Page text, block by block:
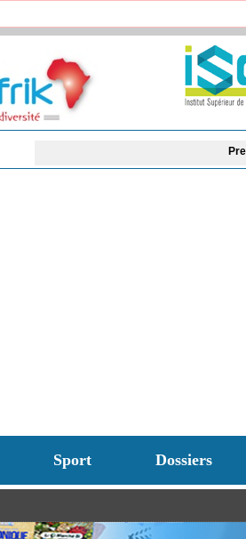
Première session
Sport Dossiers